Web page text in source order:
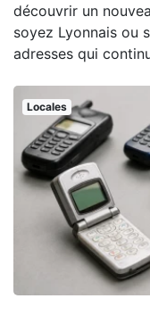
découvrir un
soyez Lyonnais ou
adresses qui
Locales